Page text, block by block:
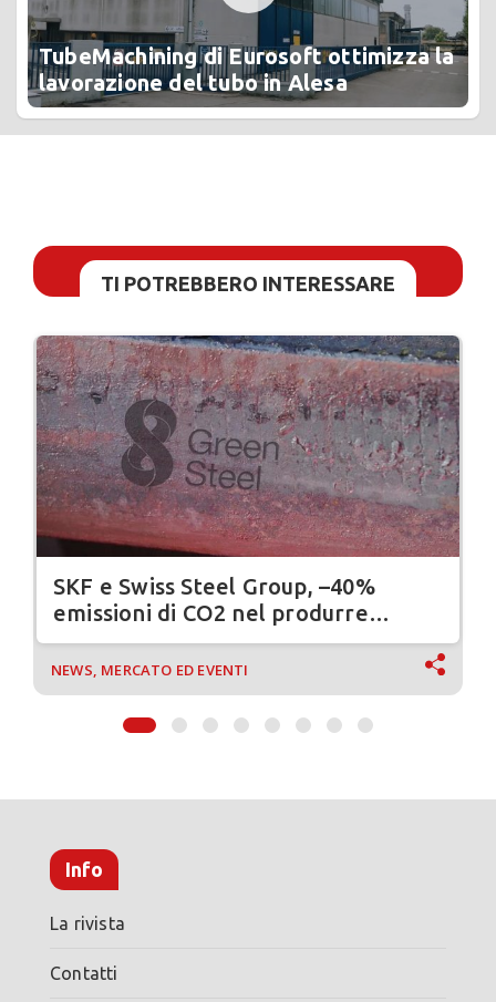
TubeMachining di Eurosoft ottimizza la
lavorazione del tubo in Alesa
TI POTREBBERO INTERESSARE
SKF e Swiss Steel Group, –40%
emissioni di CO2 nel produrre
cuscinetti volventi
NEWS, MERCATO ED EVENTI
Info
La rivista
Contatti